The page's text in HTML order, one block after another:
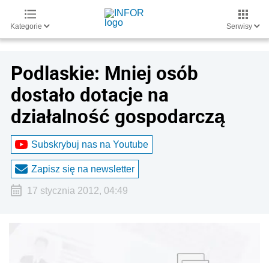
Kategorie Serwisy
Podlaskie: Mniej osób
dostało dotacje na
działalność gospodarczą
Subskrybuj nas na Youtube
Zapisz się na newsletter
17 stycznia 2012, 04:49